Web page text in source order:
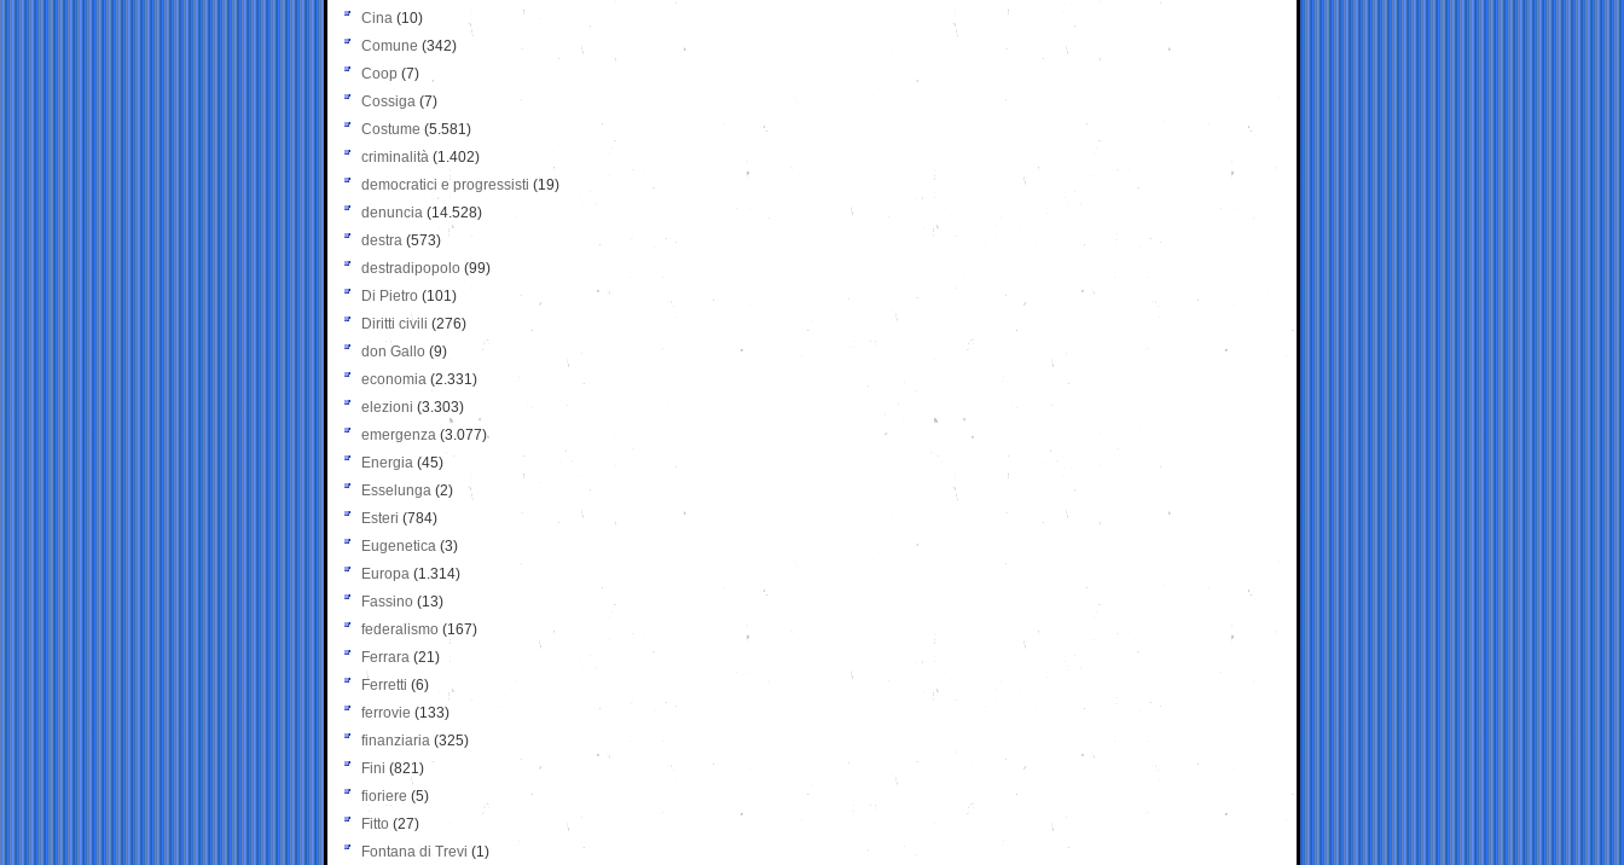
Cina (10)
Comune (342)
Coop (7)
Cossiga (7)
Costume (5.581)
criminalità (1.402)
democratici e progressisti (19)
denuncia (14.528)
destra (573)
destradipopolo (99)
Di Pietro (101)
Diritti civili (276)
don Gallo (9)
economia (2.331)
elezioni (3.303)
emergenza (3.077)
Energia (45)
Esselunga (2)
Esteri (784)
Eugenetica (3)
Europa (1.314)
Fassino (13)
federalismo (167)
Ferrara (21)
Ferretti (6)
ferrovie (133)
finanziaria (325)
Fini (821)
fioriere (5)
Fitto (27)
Fontana di Trevi (1)